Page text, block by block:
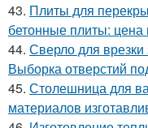
43. Плиты для
бетонные плиты:
44. Сверло для
Выборка отверстий
45. Столешница для
материалов